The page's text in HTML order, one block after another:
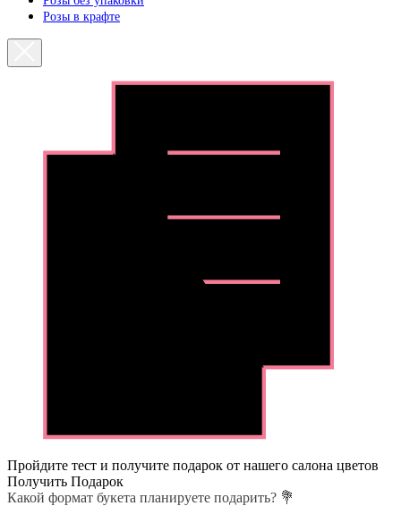
Розы в крафте
Пройдите тест и получите подарок от нашего салона цветов
Получить Подарок
Какой формат букета планируете подарить? 💐